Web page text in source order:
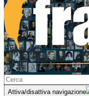
Attiva/disattiva navigazione